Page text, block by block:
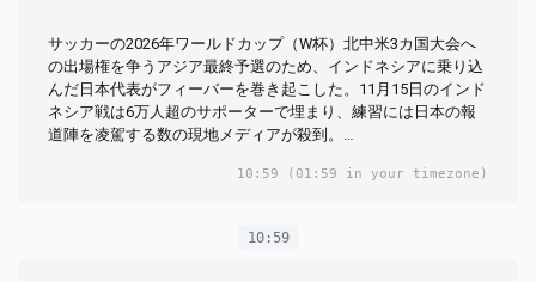
サッカーの2026年ワールドカップ（W杯）北中米3カ国大会へ
の出場権を争うアジア最終予選のため、インドネシアに乗り込
んだ日本代表がフィーバーを巻き起こした。11月15日のインド
ネシア戦は6万人超のサポーターで埋まり、練習には日本の報
道陣を凌駕する数の現地メディアが殺到。…
10:59 (01:59 in your timezone)
10:59